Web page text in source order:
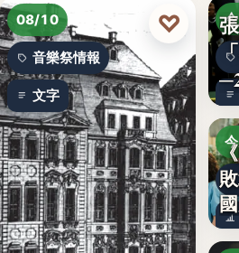
文字
08/10
音樂祭情報
文字
♡